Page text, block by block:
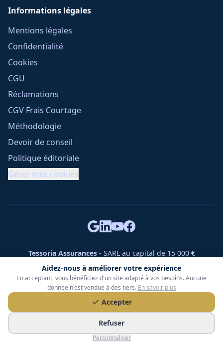
Aidez-nous à améliorer votre expérience
En acceptant, vous bénéficiez d'un site adapté à vos besoins. Aucune
donnée n'est vendue à des tiers. En savoir plus
Accepter
Refuser
Personnaliser
Informations légales
Mentions légales
Confidentialité
Cookies
CGU
Réclamations
CGV Frais Courtage
Méthodologie
Devoir de conseil
Politique éditoriale
Gérer mes cookies
Tessoria Assurances- SARL au capital de 15 000 €
ORIAS n° 25007309 - RCS 990 206 179 - Membre du réseau
360 Courtage
RC Pro : Klarity - Contrat n° CCOUK000785
49 chemin des Gardettes Sine, 06570 Saint-Paul-de-Vence
© Tessoria Assurances. Tous droits réservés.